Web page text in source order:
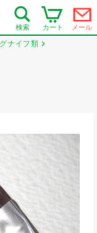
検索 カート メール
ナイフ類